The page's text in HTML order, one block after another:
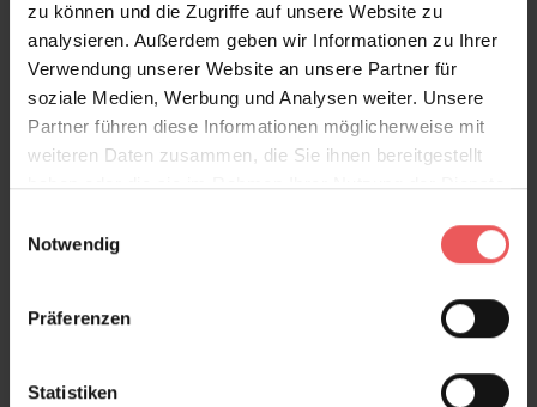
zu können und die Zugriffe auf unsere Website zu
analysieren. Außerdem geben wir Informationen zu Ihrer
Verwendung unserer Website an unsere Partner für
soziale Medien, Werbung und Analysen weiter. Unsere
Partner führen diese Informationen möglicherweise mit
weiteren Daten zusammen, die Sie ihnen bereitgestellt
haben oder die sie im Rahmen Ihrer Nutzung der Dienste
Notwendig
Präferenzen
Statistiken
genug, um unterschiedlichste Einrichtungsstile zu
begleiten – von modernem Luxus bis hin zu zeitlos
eleganten Interieurs. Mineral schafft Wände mit
architektonischer Präsenz und einer dezenten
Exklusivität, die sich erst bei näherem Hinsehen